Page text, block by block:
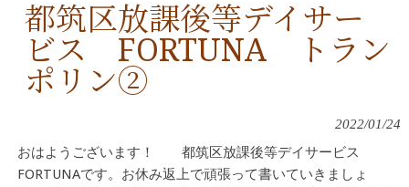
都筑区放課後等デイサー
ビス FORTUNA トラン
ポリン②
2022/01/24
おはようございます！ 都筑区放課後等デイサービス
FORTUNAです。お休み返上で頑張って書いていきましょ